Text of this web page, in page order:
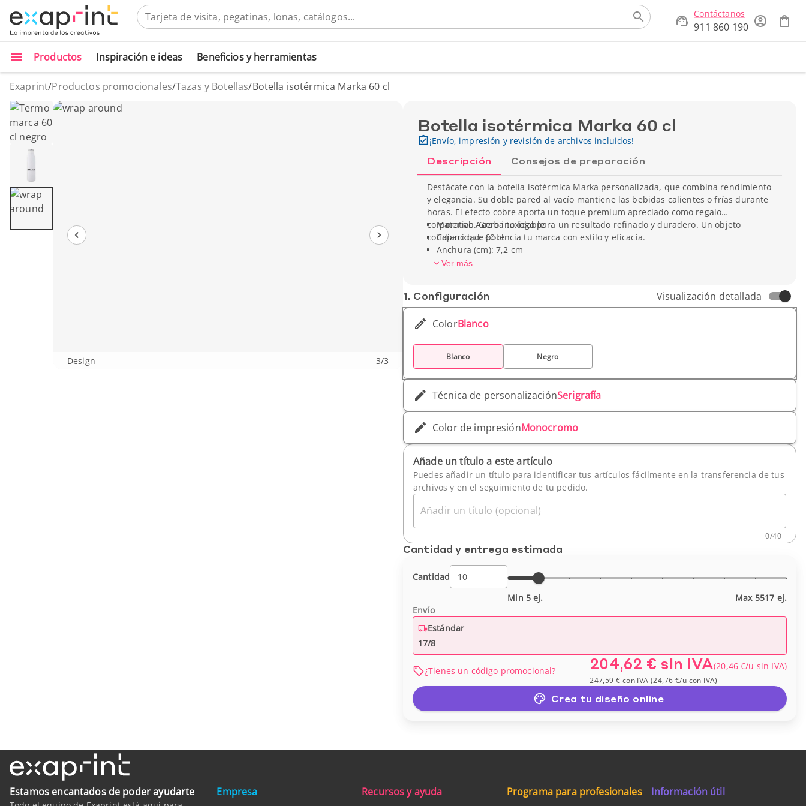
Contáctanos
911 860 190
Productos Inspiración e ideas Beneficios y herramientas
Exaprint/Productos promocionales/Tazas y Botellas/Botella isotérmica Marka 60 cl
Design 3/3
Botella isotérmica Marka 60 cl
¡Envío, impresión y revisión de archivos incluidos!
Descripción Consejos de preparación
Destácate con la botella isotérmica Marka personalizada, que combina rendimiento
y elegancia. Su doble pared al vacío mantiene las bebidas calientes o frías durante
horas. El efecto cobre aporta un toque premium apreciado como regalo
corporativo. Graba tu logo para un resultado refinado y duradero. Un objeto
cotidiano que potencia tu marca con estilo y eficacia.
Material: Acero inoxidable
Capacidad: 60 cl
Anchura (cm): 7,2 cm
Altura (cm): 26,3 cm
Ver más
1. Conf­iguración Visualización detallada
ColorBlanco
Blanco Negro
Técnica de personalizaciónSerigrafía
Color de impresiónMonocromo
Añade un título a este artículo
Puedes añadir un título para identificar tus artículos fácilmente en la transferencia de tus
archivos y en el seguimiento de tu pedido.
Añadir un título (opcional)
0/40
Cantidad y entrega estimada
Cantidad
Min 5 ej.
Max 5517 ej.
Envío
Estándar
17/8
¿Tienes un código promocional? 204,62 € sin IVA(20,46 €/u sin IVA)
247,59 € con IVA (24,76 €/u con IVA)
Crea tu diseño online
Estamos encantados de poder ayudarte Empresa Recursos y ayuda Programa para profesionales Información útil